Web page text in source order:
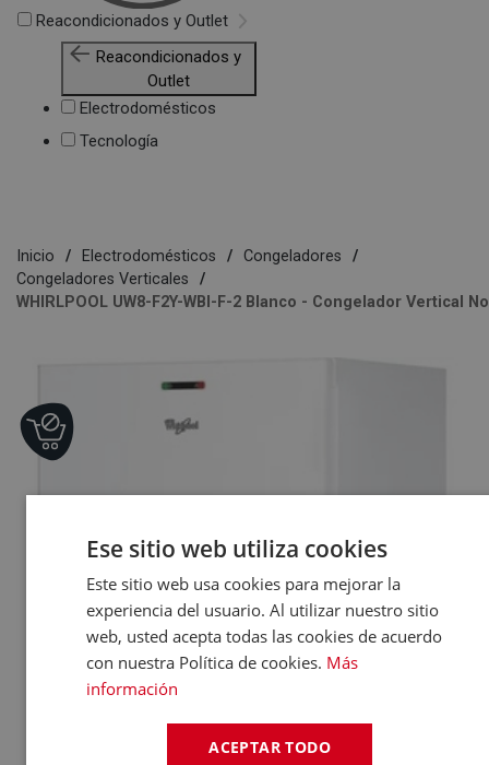
Reacondicionados y Outlet
Reacondicionados y
Outlet
Electrodomésticos
Tecnología
Inicio Electrodomésticos
Congeladores
Congeladores Verticales
WHIRLPOOL UW8-F2Y-WBI-F-2 Blanco - Congelador Vertical
Ese sitio web utiliza cookies
Este sitio web usa cookies para mejorar la
experiencia del usuario. Al utilizar nuestro sitio
web, usted acepta todas las cookies de acuerdo
con nuestra Política de cookies. Más
información
ACEPTAR TODO